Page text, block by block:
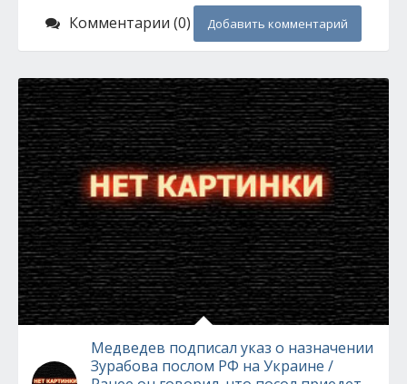
Комментарии (0) Добавить комментарий
Медведев подписал указ о назначении
Зурабова послом РФ на Украине /